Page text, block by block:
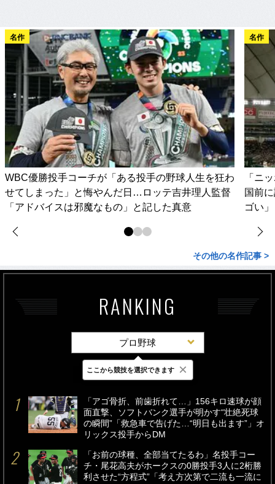
名作
WBC優勝投手コーチが「ある投手の野球人生を狂わ
せてしまった」と悔やんだ日…ロッテ吉井理人監督
「アドバイスは邪魔なもの」と記した真意
名作
「ニ
国前
ゴい
その他の名作記事 >
RANKING
プロ野球
最新 24時間 週間
「アゴ骨折、前歯折れて…」156キロ速球が顔
面直撃、ソフトバンク選手が明かす“壮絶死球
の瞬間”「救急車で告げた…“明日も出ます”」オ
リックス投手からDM
「お前の球種、全部当てたるわ」名投手コー
チ・尾花高夫がホークスの0勝投手3人に2桁勝
利させた“方程式”「考え方次第で二流も一流に
ここから競技を選択できます ×